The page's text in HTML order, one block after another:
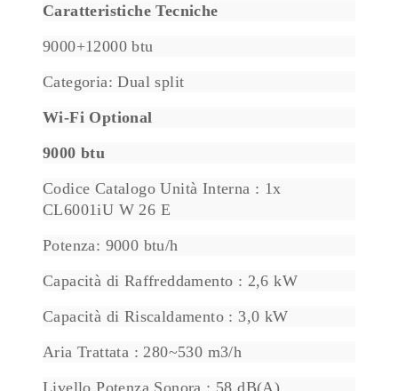
Caratteristiche Tecniche
9000+12000 btu
Categoria: Dual split
Wi-Fi Optional
9000 btu
Codice Catalogo Unità Interna : 1x
CL6001iU W 26 E
Potenza: 9000 btu/h
Capacità di Raffreddamento : 2,6 kW
Capacità di Riscaldamento : 3,0 kW
Aria Trattata : 280~530 m3/h
Livello Potenza Sonora : 58 dB(A)